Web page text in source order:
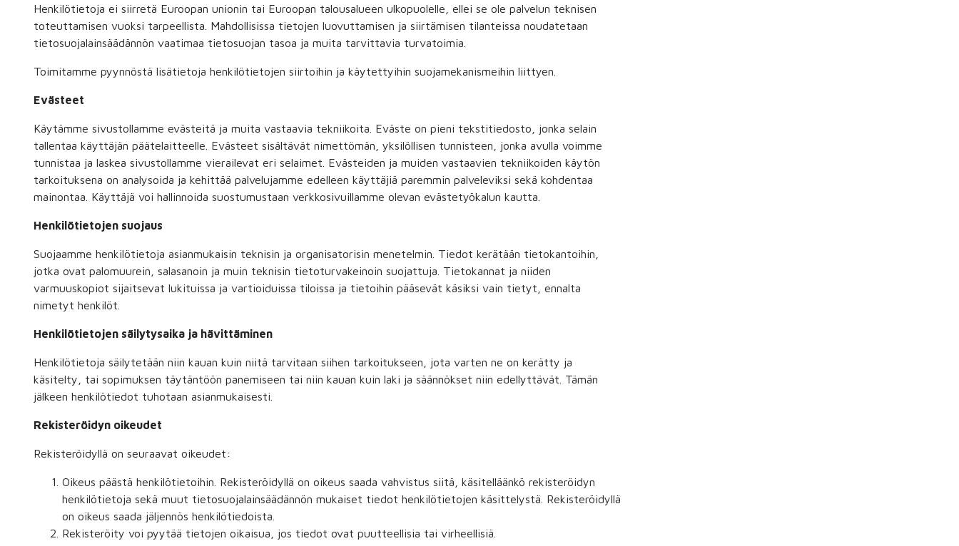
Henkilötietoja ei siirretä Euroopan unionin tai Euroopan talousalueen ulkopuolelle, ellei se ole palvelun teknisen
toteuttamisen vuoksi tarpeellista. Mahdollisissa tietojen luovuttamisen ja siirtämisen tilanteissa noudatetaan
tietosuojalainsäädännön vaatimaa tietosuojan tasoa ja muita tarvittavia turvatoimia.
Toimitamme pyynnöstä lisätietoja henkilötietojen siirtoihin ja käytettyihin suojamekanismeihin liittyen.
Evästeet
Käytämme sivustollamme evästeitä ja muita vastaavia tekniikoita. Eväste on pieni tekstitiedosto, jonka selain
tallentaa käyttäjän päätelaitteelle. Evästeet sisältävät nimettömän, yksilöllisen tunnisteen, jonka avulla voimme
tunnistaa ja laskea sivustollamme vierailevat eri selaimet. Evästeiden ja muiden vastaavien tekniikoiden käytön
tarkoituksena on analysoida ja kehittää palvelujamme edelleen käyttäjiä paremmin palveleviksi sekä kohdentaa
mainontaa. Käyttäjä voi hallinnoida suostumustaan verkkosivuillamme olevan evästetyökalun kautta.
Henkilötietojen suojaus
Suojaamme henkilötietoja asianmukaisin teknisin ja organisatorisin menetelmin. Tiedot kerätään tietokantoihin,
jotka ovat palomuurein, salasanoin ja muin teknisin tietoturvakeinoin suojattuja. Tietokannat ja niiden
varmuuskopiot sijaitsevat lukituissa ja vartioiduissa tiloissa ja tietoihin pääsevät käsiksi vain tietyt, ennalta
nimetyt henkilöt.
Henkilötietojen säilytysaika ja hävittäminen
Henkilötietoja säilytetään niin kauan kuin niitä tarvitaan siihen tarkoitukseen, jota varten ne on kerätty ja
käsitelty, tai sopimuksen täytäntöön panemiseen tai niin kauan kuin laki ja säännökset niin edellyttävät. Tämän
jälkeen henkilötiedot tuhotaan asianmukaisesti.
Rekisteröidyn oikeudet
Rekisteröidyllä on seuraavat oikeudet:
Oikeus päästä henkilötietoihin. Rekisteröidyllä on oikeus saada vahvistus siitä, käsitelläänkö rekisteröidyn
henkilötietoja sekä muut tietosuojalainsäädännön mukaiset tiedot henkilötietojen käsittelystä. Rekisteröidyllä
on oikeus saada jäljennös henkilötiedoista.
Rekisteröity voi pyytää tietojen oikaisua, jos tiedot ovat puutteellisia tai virheellisiä.